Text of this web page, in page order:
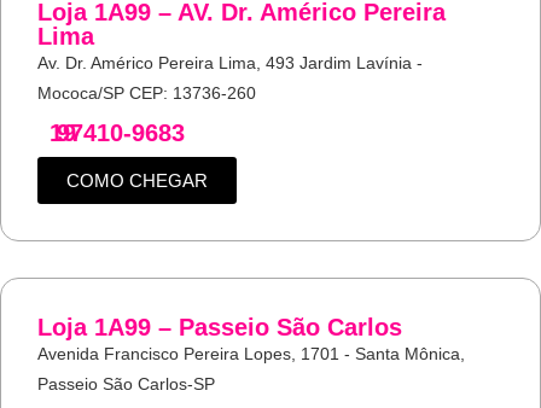
Loja 1A99 – AV. Dr. Américo Pereira
Lima
Av. Dr. Américo Pereira Lima, 493 Jardim Lavínia -
Mococa/SP CEP: 13736-260
19
97410-9683
COMO CHEGAR
Loja 1A99 – Passeio São Carlos
Avenida Francisco Pereira Lopes, 1701 - Santa Mônica,
Passeio São Carlos-SP